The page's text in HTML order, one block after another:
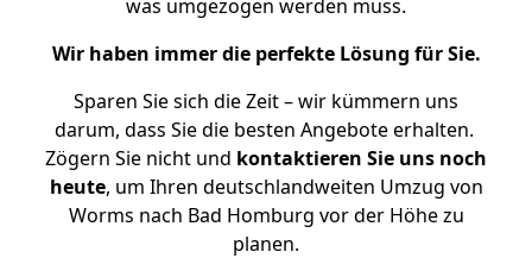
was umgezogen werden muss.
Wir haben immer die perfekte Lösung für Sie.
Sparen Sie sich die Zeit – wir kümmern uns
darum, dass Sie die besten Angebote erhalten.
Zögern Sie nicht und kontaktieren Sie uns noch
heute, um Ihren deutschlandweiten Umzug von
Worms nach Bad Homburg vor der Höhe zu
planen.